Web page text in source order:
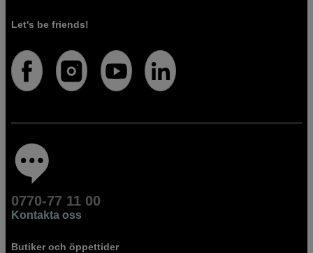
Let's be friends!
0770-77 11 00
Kontakta oss
Butiker och öppettider